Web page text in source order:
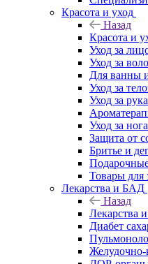
Красота и уход
Назад
Красота и
Уход за
Уход за
Для ванны
Уход за
Уход за
Уход за
Защита от
Бритье и
Товары для
Лекарства и БАД
Назад
Лекарства
Диабет